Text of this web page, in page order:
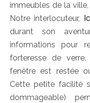
immeubles de la ville,
Notre interlocuteur,
durant son
informations pour
forteresse de
fenêtre est restée
Cette petite facilité
dommageable)